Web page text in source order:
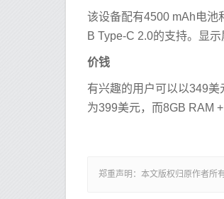
该设备配有4500 mAh电池
B Type-C 2.0的支持。显
价钱
有兴趣的用户可以以349
为399美元，而8GB RAM
郑重声明：本文版权归原作者所